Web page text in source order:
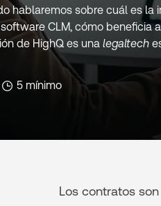
hablaremos sobre cuál es la
CLM, cómo beneficia
de HighQ es una legaltech
5 mínimo
Los contratos